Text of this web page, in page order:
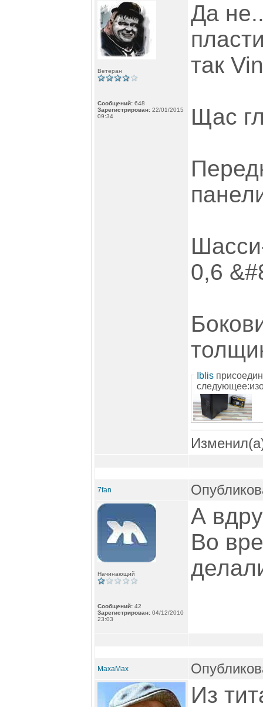
Ветеран
Сообщений: 648
Зарегистрирован: 22/01/2015
09:34
Да
так
Щас
0,6
Iblis
7fan
Начинающий
Сообщений: 42
Зарегистрирован: 04/12/2010
23:03
А
Во
MaxaMax
Из